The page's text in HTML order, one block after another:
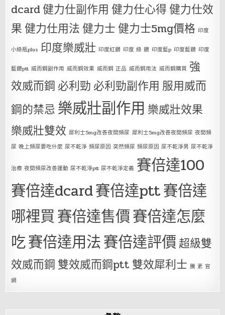
dcard健力仕副作用 健力仕心得健力仕效
果健力仕用法健力士健力士5mg價格 印度
小綠瓶plus 印度樂威壯 印度紅鑽 印度 綠 鑽 印度藍p 印度藍鑽 印度
藍鑽ptt 威而鋼副作用 威而鋼效果 威而鋼 正品 威而鋼用法 威而鋼購買 強
效威而鋼 必利勁 必利勁副作用 服用威而
鋼的禁忌 樂威壯副作用 樂威壯效果
樂威壯雙效 犀利士5mg改善夜間頻尿 犀利士5mg改善夜間頻尿 夜間頻
尿 晚上頻尿要吃什麼 尿不乾淨 頻尿原因 突然頻尿 頻尿原因 尿不乾淨男 尿不乾淨
治療 夜間頻尿改善運動 尿不乾淨ptt 尿不乾淨定義 賽倍達100
賽倍達dcard賽倍達ptt賽倍達
哪裡買賽倍達售價賽倍達怎麼
吃賽倍達用法賽倍達評價超級雙
效威而鋼 雙效威而鋼ptt 雙效犀利士 騰 素 官
網